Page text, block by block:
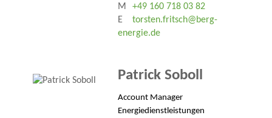
M
+49 160 718 03 82
E
torsten.fritsch@berg-
energie.de
Patrick Soboll
Account Manager
Energiedienstleistungen